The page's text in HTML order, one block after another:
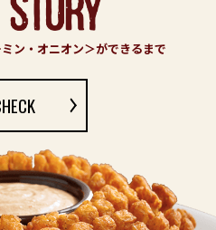
ン・オニオン＞ができるまで